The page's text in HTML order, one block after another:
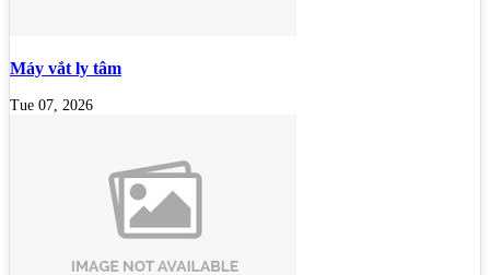
Máy vắt ly tâm
Tue 07, 2026